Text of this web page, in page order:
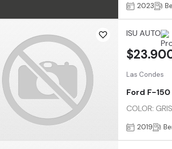
2023
ISU AUTO
Las Condes
Ford F-150
COLOR:
2019